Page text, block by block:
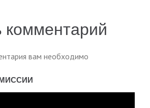
комментарий
вам необходимо